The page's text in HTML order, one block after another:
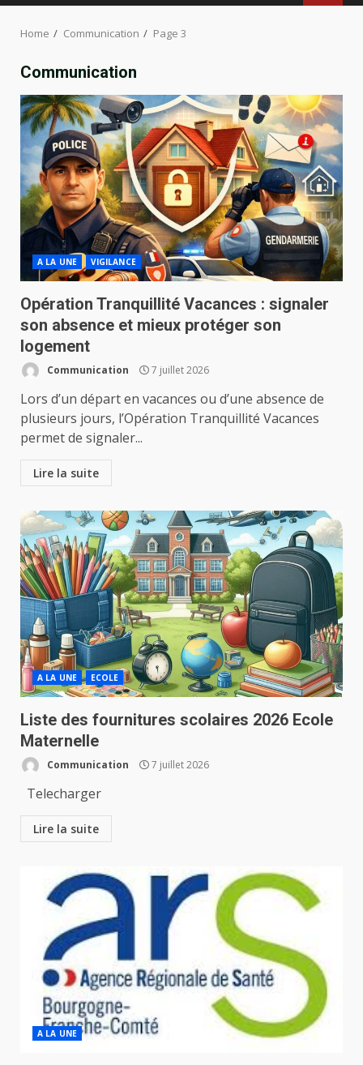
Home Communication Page 3
Communication
A LA UNE VIGILANCE
Opération Tranquillité Vacances : signaler
son absence et mieux protéger son
logement
Communication 7 juillet 2026
Lors d’un départ en vacances ou d’une absence de
plusieurs jours, l’Opération Tranquillité Vacances
permet de signaler...
Lire la suite
A LA UNE ECOLE
Liste des fournitures scolaires 2026 Ecole
Maternelle
Communication 7 juillet 2026
Telecharger
Lire la suite
A LA UNE